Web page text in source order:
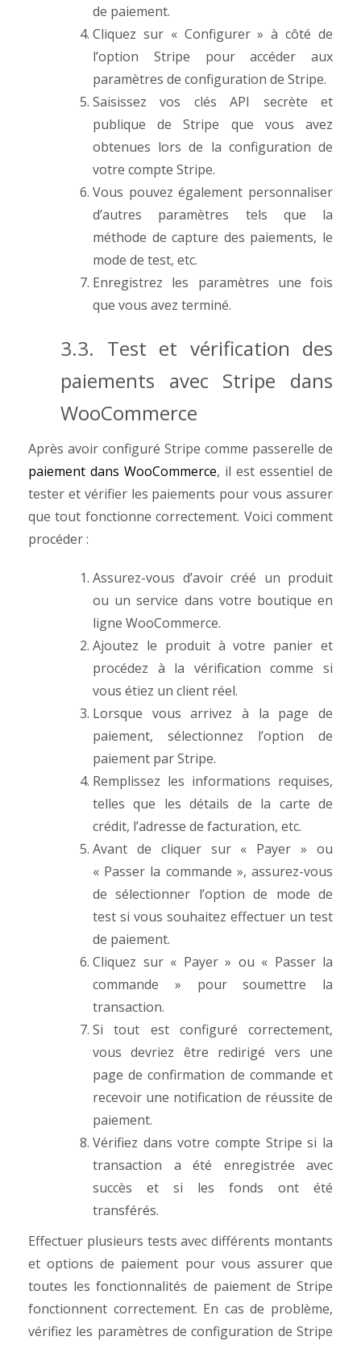
de paiement.
Cliquez sur « Configurer » à côté de
l’option Stripe pour accéder aux
paramètres de configuration de Stripe.
Saisissez vos clés API secrète et
publique de Stripe que vous avez
obtenues lors de la configuration de
votre compte Stripe.
Vous pouvez également personnaliser
d’autres paramètres tels que la
méthode de capture des paiements, le
mode de test, etc.
Enregistrez les paramètres une fois
que vous avez terminé.
3.3. Test et vérification des
paiements avec Stripe dans
WooCommerce
Après avoir configuré Stripe comme passerelle de
paiement dans WooCommerce, il est essentiel de
tester et vérifier les paiements pour vous assurer
que tout fonctionne correctement. Voici comment
procéder :
Assurez-vous d’avoir créé un produit
ou un service dans votre boutique en
ligne WooCommerce.
Ajoutez le produit à votre panier et
procédez à la vérification comme si
vous étiez un client réel.
Lorsque vous arrivez à la page de
paiement, sélectionnez l’option de
paiement par Stripe.
Remplissez les informations requises,
telles que les détails de la carte de
crédit, l’adresse de facturation, etc.
Avant de cliquer sur « Payer » ou
« Passer la commande », assurez-vous
de sélectionner l’option de mode de
test si vous souhaitez effectuer un test
de paiement.
Cliquez sur « Payer » ou « Passer la
commande » pour soumettre la
transaction.
Si tout est configuré correctement,
vous devriez être redirigé vers une
page de confirmation de commande et
recevoir une notification de réussite de
paiement.
Vérifiez dans votre compte Stripe si la
transaction a été enregistrée avec
succès et si les fonds ont été
transférés.
Effectuer plusieurs tests avec différents montants
et options de paiement pour vous assurer que
toutes les fonctionnalités de paiement de Stripe
fonctionnent correctement. En cas de problème,
vérifiez les paramètres de configuration de Stripe